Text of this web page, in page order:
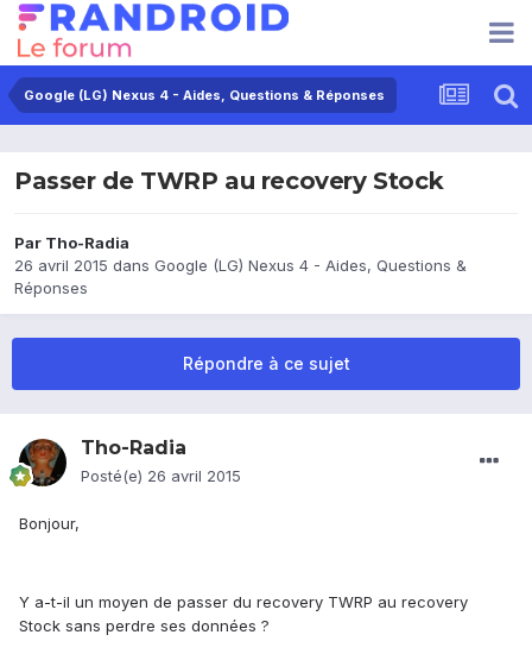
Google (LG) Nexus 4 - Aides, Questions & Réponses
Passer de TWRP au recovery Stock
Par Tho-Radia
26 avril 2015 dans Google (LG) Nexus 4 - Aides, Questions &
Réponses
Répondre à ce sujet
Tho-Radia
Posté(e) 26 avril 2015
Bonjour,
Y a-t-il un moyen de passer du recovery TWRP au recovery
Stock sans perdre ses données ?